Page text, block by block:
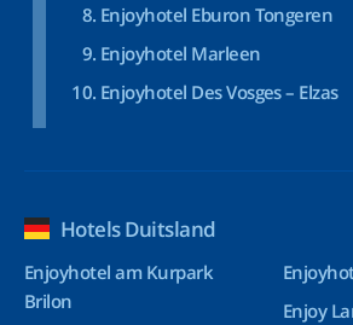
Enjoyhotel Eburon Tongeren
Enjoyhotel Marleen
Enjoyhotel Des Vosges – Elzas
Hotels Duitsland
Enjoyhotel am Kurpark
Brilon
Enjoy